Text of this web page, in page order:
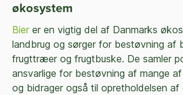
økosystem
Bier er en vigtig del af Danmarks
landbrug og sørger for bestøvning af
frugttræer og frugtbuske. De samler
ansvarlige for bestøvning af mange
og bidrager også til opretholdelsen